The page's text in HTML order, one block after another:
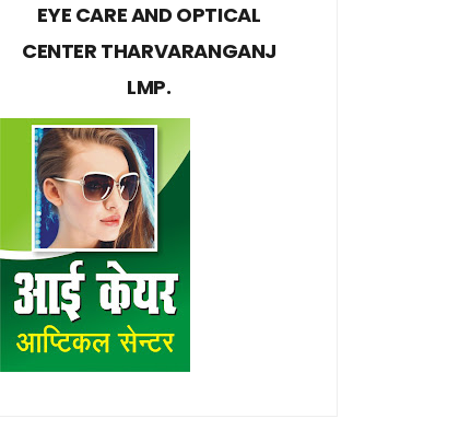
EYE CARE AND OPTICAL
CENTER THARVARANGANJ
LMP.